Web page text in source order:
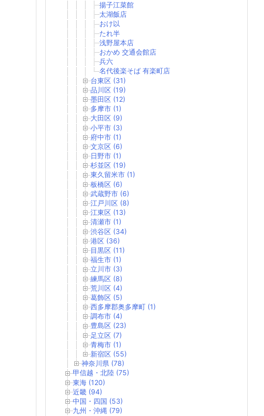
揚子江菜館
太湖飯店
おけ以
たれ半
浅野屋本店
おかめ 交通会館店
兵六
名代後楽そば 有楽町店
台東区 (31)
品川区 (19)
墨田区 (12)
多摩市 (1)
大田区 (9)
小平市 (3)
府中市 (1)
文京区 (6)
日野市 (1)
杉並区 (19)
東久留米市 (1)
板橋区 (6)
武蔵野市 (6)
江戸川区 (8)
江東区 (13)
清瀬市 (1)
渋谷区 (34)
港区 (36)
目黒区 (11)
福生市 (1)
立川市 (3)
練馬区 (8)
荒川区 (4)
葛飾区 (5)
西多摩郡奥多摩町 (1)
調布市 (4)
豊島区 (23)
足立区 (7)
青梅市 (1)
新宿区 (55)
神奈川県 (78)
甲信越・北陸 (75)
東海 (120)
近畿 (94)
中国・四国 (53)
九州・沖縄 (79)